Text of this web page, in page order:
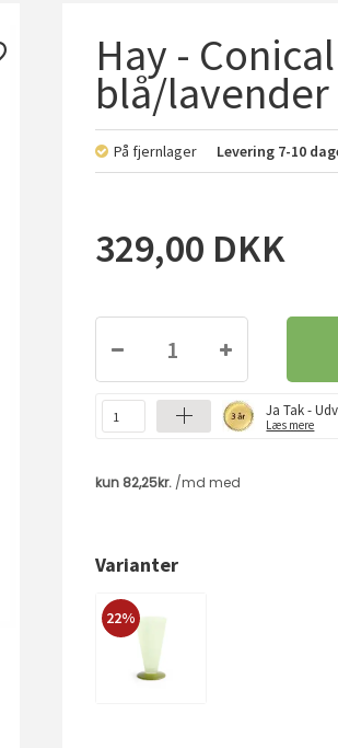
Hay -
blå/lavender
På fjernlager Levering 7-10
329,00 DKK
Ja Tak -
Læs mere
Varianter
22%